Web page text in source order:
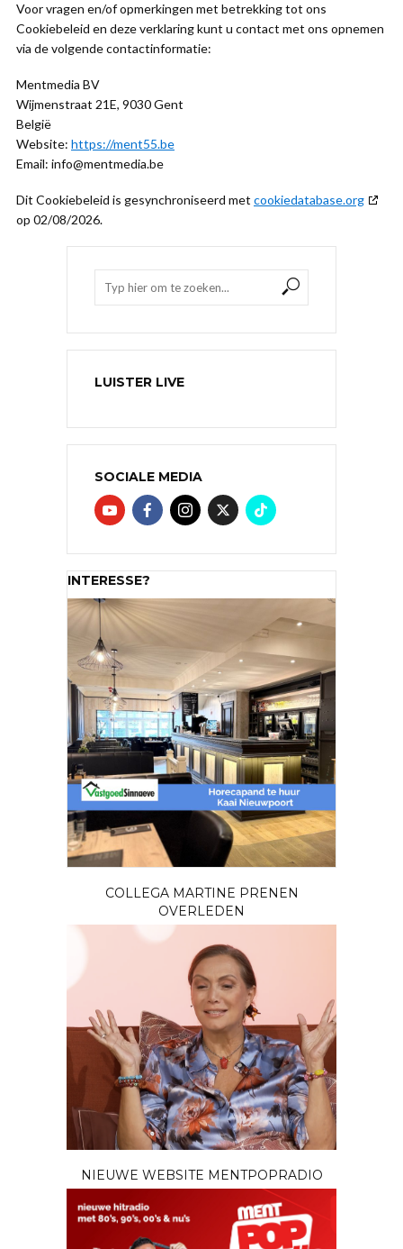
Voor vragen en/of opmerkingen met betrekking tot ons
Cookiebeleid en deze verklaring kunt u contact met ons opnemen
via de volgende contactinformatie:
Mentmedia BV
Wijmenstraat 21E, 9030 Gent
België
Website: https://ment55.be
Email: info@mentmedia.be
Dit Cookiebeleid is gesynchroniseerd met cookiedatabase.org
op 02/08/2026.
LUISTER LIVE
SOCIALE MEDIA
INTERESSE?
COLLEGA MARTINE PRENEN
OVERLEDEN
NIEUWE WEBSITE MENTPOPRADIO